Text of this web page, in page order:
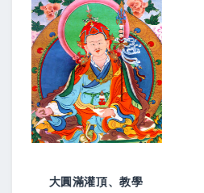
大圓滿灌頂、教學